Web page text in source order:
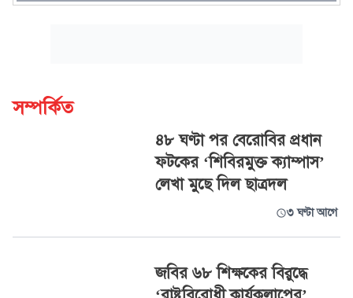
সম্পর্কিত
৪৮ ঘণ্টা পর বেরোবির প্রধান
ফটকের ‘শিবিরমুক্ত ক্যাম্পাস’
লেখা মুছে দিল ছাত্রদল
৩ ঘণ্টা আগে
জবির ৬৮ শিক্ষকের বিরুদ্ধে